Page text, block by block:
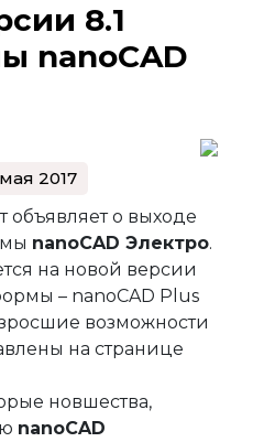
8.1
nanoCAD
2017
о выходе
nanoCAD Электро.
на новой версии
– nanoCAD Plus
возможности
на странице
новшества,
nanoCAD